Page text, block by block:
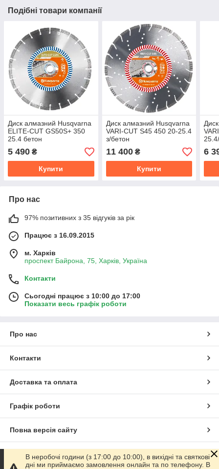
Подібні товари компанії
Диск алмазний Husqvarna
ELITE-CUT GS50S+ 350
25.4 бетон
5 490 ₴
Купити
Диск алмазний Husqvarna
VARI-CUT S45 450 20-25.4
з/бетон
11 400₴
Купити
6
Про нас
97% позитивних з 35 відгуків за рік
Працює з 16.09.2015
м. Харків
проспект Байрона, 75, Харків, Україна
Контакти
Сьогодні працює з 10:00 до 17:00
Показати весь графік роботи
Про нас
Контакти
Доставка та оплата
Графік роботи
Повна версія сайту
Сайт створено на маркетплейсі Prom.ua
В неробочі години (з 17:00 до 10:00), в вихідні та святкові
дні ми приймаємо замовлення онлайн та по телефону. В